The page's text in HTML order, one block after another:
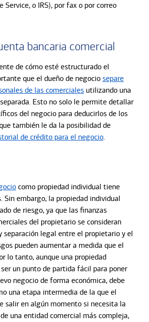
Service, o IRS), por fax o por correo
bancaria comercial
de cómo esté estructurado el
que el dueño de negocio separe
de las comerciales utilizando una
Esto no solo le permite detallar
del negocio para deducirlos de los
también le da la posibilidad de
de crédito para el negocio.
como propiedad individual tiene
Sin embargo, la propiedad individual
de riesgo, ya que las finanzas
del propietario se consideran
separación legal entre el propietario y el
pueden aumentar a medida que el
lo tanto, aunque una propiedad
un punto de partida fácil para poner
negocio de forma económica, debe
una etapa intermedia de la que el
salir en algún momento si necesita la
una entidad comercial más compleja,